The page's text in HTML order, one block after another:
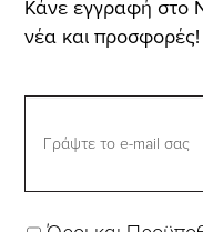
Κάνε εγγραφή στο
νέα και προσφορές!